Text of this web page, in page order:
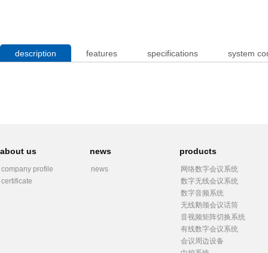
description features specifications system
about us
company profile
certificate
news
news
products
网络数字会议系统
数字无线会议系统
数字音频系统
无线鹅颈会议话筒
音视频矩阵切换系统
有线数字会议系统
会议周边设备